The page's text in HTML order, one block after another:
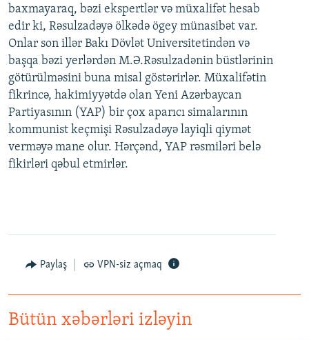
baxmayaraq, bəzi ekspertlər və müxalifət hesab
edir ki, Rəsulzadəyə ölkədə ögey münasibət var.
Onlar son illər Bakı Dövlət Universitetindən və
başqa bəzi yerlərdən M.Ə.Rəsulzadənin büstlərinin
götürülməsini buna misal göstərirlər. Müxalifətin
fikrincə, hakimiyyətdə olan Yeni Azərbaycan
Partiyasının (YAP) bir çox aparıcı simalarının
kommunist keçmişi Rəsulzadəyə layiqli qiymət
verməyə mane olur. Hərçənd, YAP rəsmiləri belə
fikirləri qəbul etmirlər.
Paylaş VPN-siz açmaq
Bütün xəbərləri izləyin